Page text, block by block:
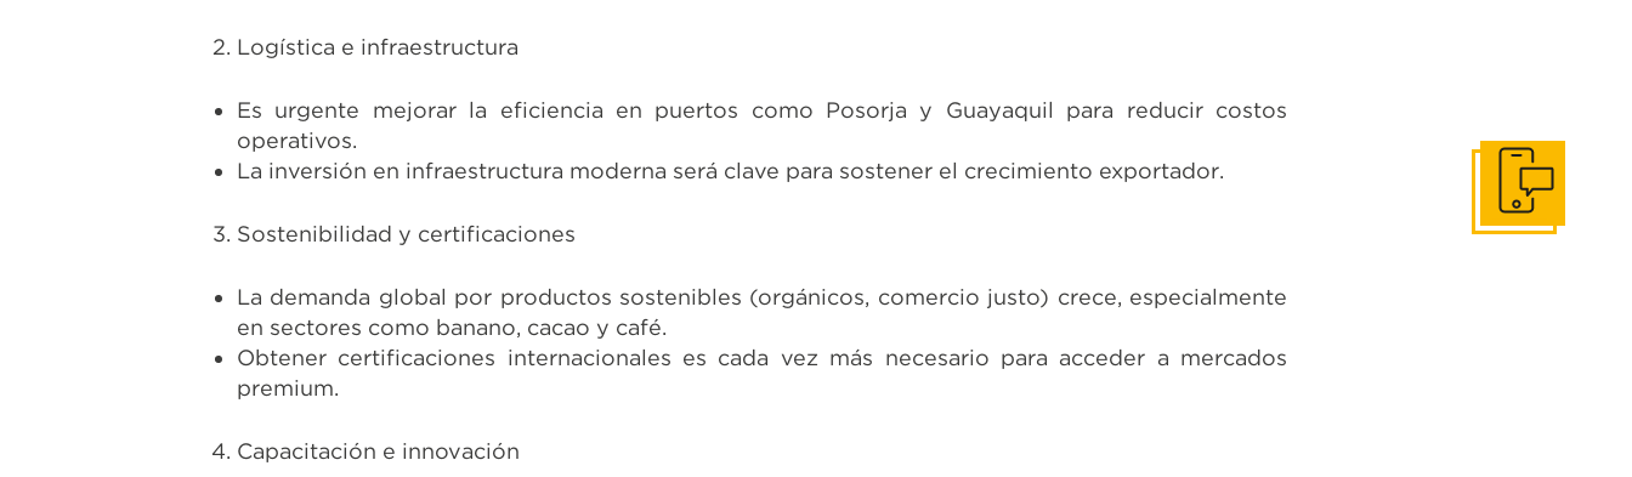
Logística e infraestructura
Es urgente mejorar la eficiencia en puertos como Posorja y Guayaquil para reducir costos
operativos.
La inversión en infraestructura moderna será clave para sostener el crecimiento exportador.
Sostenibilidad y certificaciones
La demanda global por productos sostenibles (orgánicos, comercio justo) crece, especialmente
en sectores como banano, cacao y café.
Obtener certificaciones internacionales es cada vez más necesario para acceder a mercados
premium.
Capacitación e innovación
Contáctanos